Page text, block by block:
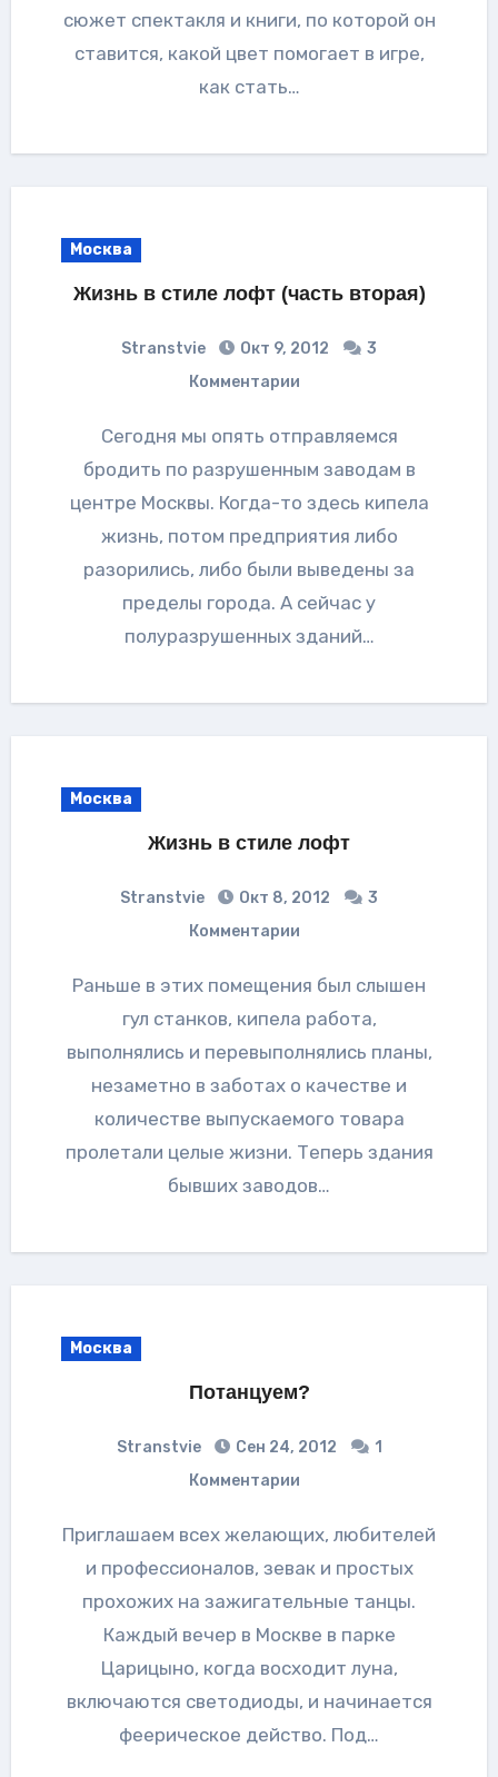
сюжет спектакля и книги, по которой он
ставится, какой цвет помогает в игре,
как стать…
Москва
Жизнь в стиле лофт (часть вторая)
Stranstvie Окт 9, 2012
3
Комментарии
Сегодня мы опять отправляемся
бродить по разрушенным заводам в
центре Москвы. Когда-то здесь кипела
жизнь, потом предприятия либо
разорились, либо были выведены за
пределы города. А сейчас у
полуразрушенных зданий…
Москва
Жизнь в стиле лофт
Stranstvie Окт 8, 2012
3
Комментарии
Раньше в этих помещения был слышен
гул станков, кипела работа,
выполнялись и перевыполнялись планы,
незаметно в заботах о качестве и
количестве выпускаемого товара
пролетали целые жизни. Теперь здания
бывших заводов…
Москва
Потанцуем?
Stranstvie Сен 24, 2012
1
Комментарии
Приглашаем всех желающих, любителей
и профессионалов, зевак и простых
прохожих на зажигательные танцы.
Каждый вечер в Москве в парке
Царицыно, когда восходит луна,
включаются светодиоды, и начинается
феерическое действо. Под…